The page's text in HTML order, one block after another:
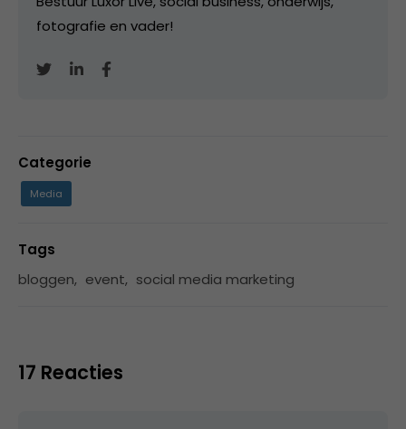
fotografie en vader!
Categorie
Media
Tags
bloggen, event, social media marketing
17 Reacties